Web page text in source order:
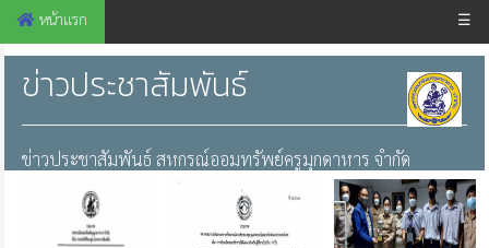
หน้าแรก ☰
ข่าวประชาสัมพันธ์
ข่าวประชาสัมพันธ์ สหกรณ์ออมทรัพย์ครูมุกดาหาร จำกัด